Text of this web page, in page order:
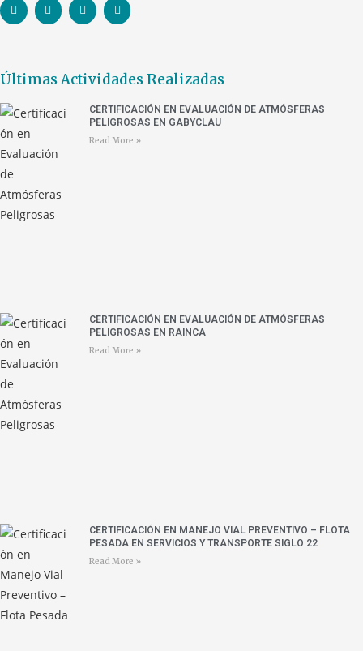
Últimas Actividades Realizadas
CERTIFICACIÓN EN EVALUACIÓN DE ATMÓSFERAS
PELIGROSAS EN GABYCLAU
Read More »
CERTIFICACIÓN EN EVALUACIÓN DE ATMÓSFERAS
PELIGROSAS EN RAINCA
Read More »
CERTIFICACIÓN EN MANEJO VIAL PREVENTIVO – FLOTA
PESADA EN SERVICIOS Y TRANSPORTE SIGLO 22
Read More »